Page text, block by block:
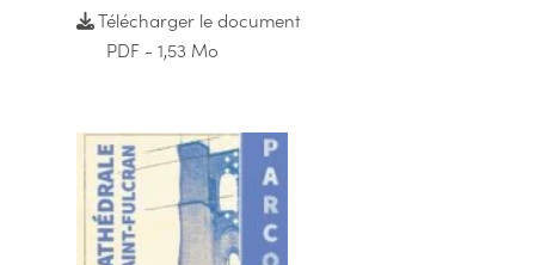
Télécharger le document
PDF - 1,53 Mo